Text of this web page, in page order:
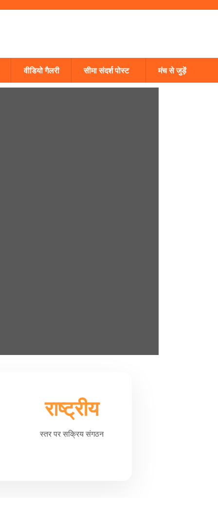
वीडियो गैलरी सीमा संदर्श पोस्ट मंच से जुड़ें
राष्ट्रीय
स्तर पर सक्रिय संगठन